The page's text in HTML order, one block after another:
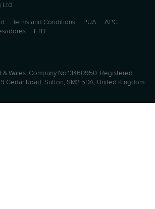
Terms and Conditions PUA
APC
ETD
Wales. Company No.13460950. Registered
Cedar Road, Sutton, SM2 5DA, United Kingdom